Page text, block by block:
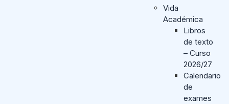
Vida
Académica
Libros
de texto
– Curso
2026/27
Calendario
de
exames